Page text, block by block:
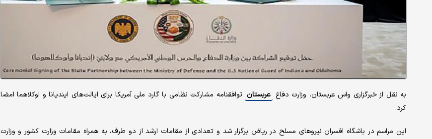
به نقل از خبرگزاری واس عربستان، وزارت دفاع عربستان توافقنامه مشارکت نظامی با گارد ملی آمریکا برای ایالت‌های ایندیانا و اوکلاهما امضا
کرد.
این مراسم در باشگاه افسران نیروهای مسلح در ریاض برگزار شد و تعدادی از مقامات ارشد از دو طرف، به همراه مقامات وزارت کشور و وزارت